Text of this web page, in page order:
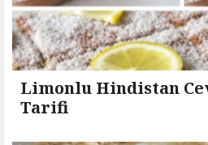
Limonlu Hindistan
Tarifi